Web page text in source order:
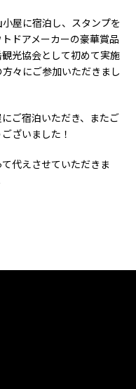
屋に宿泊し、スタンプを
ドアメーカーの豪華賞品
光協会として初めて実施
々にご参加いただきまし
ご宿泊いただき、またご
ざいました！
代えさせていただきま